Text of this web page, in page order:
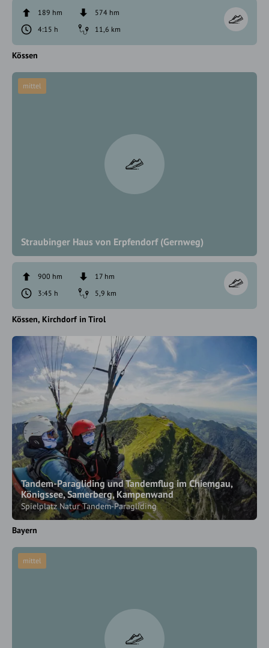
189 hm
574 hm
4:15 h
11,6 km
Kössen
Straubinger Haus von Erpfendorf (Gernweg)
mittel
900 hm
17 hm
3:45 h
5,9 km
Kössen Kirchdorf in Tirol
Tandem-Paragliding und Tandemflug im Chiemgau,
Königssee, Samerberg, Kampenwand
Spielplatz Natur Tandem-Paragliding
Bayern
mittel